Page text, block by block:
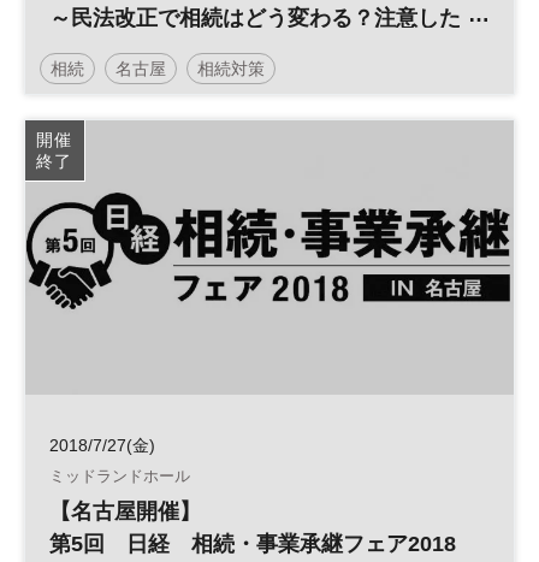
～民法改正で相続はどう変わる？注意した
いポイントを解説～
相続 名古屋 相続対策
開催
終了
2018/7/27(金)
ミッドランドホール
【名古屋開催】
第5回 日経 相続・事業承継フェア2018